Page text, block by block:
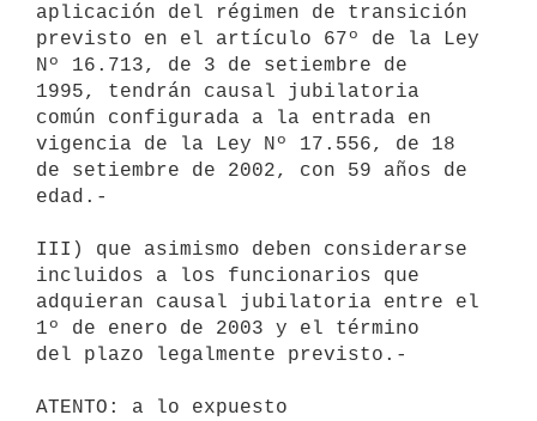
aplicación del régimen de transición
previsto en el artículo 67º de la Ley
Nº 16.713, de 3 de setiembre de
1995, tendrán causal jubilatoria
común configurada a la entrada en
vigencia de la Ley Nº 17.556, de 18
de setiembre de 2002, con 59 años de
edad.-
III) que asimismo deben considerarse
incluidos a los funcionarios que
adquieran causal jubilatoria entre el
1º de enero de 2003 y el término
del plazo legalmente previsto.-
ATENTO: a lo expuesto